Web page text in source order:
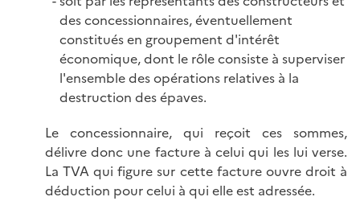
des concessionnaires, éventuellement
constitués en groupement d'intérêt
économique, dont le rôle consiste à superviser
l'ensemble des opérations relatives à la
destruction des épaves.
Le concessionnaire, qui reçoit ces sommes,
délivre donc une facture à celui qui les lui verse.
La TVA qui figure sur cette facture ouvre droit à
déduction pour celui à qui elle est adressée.